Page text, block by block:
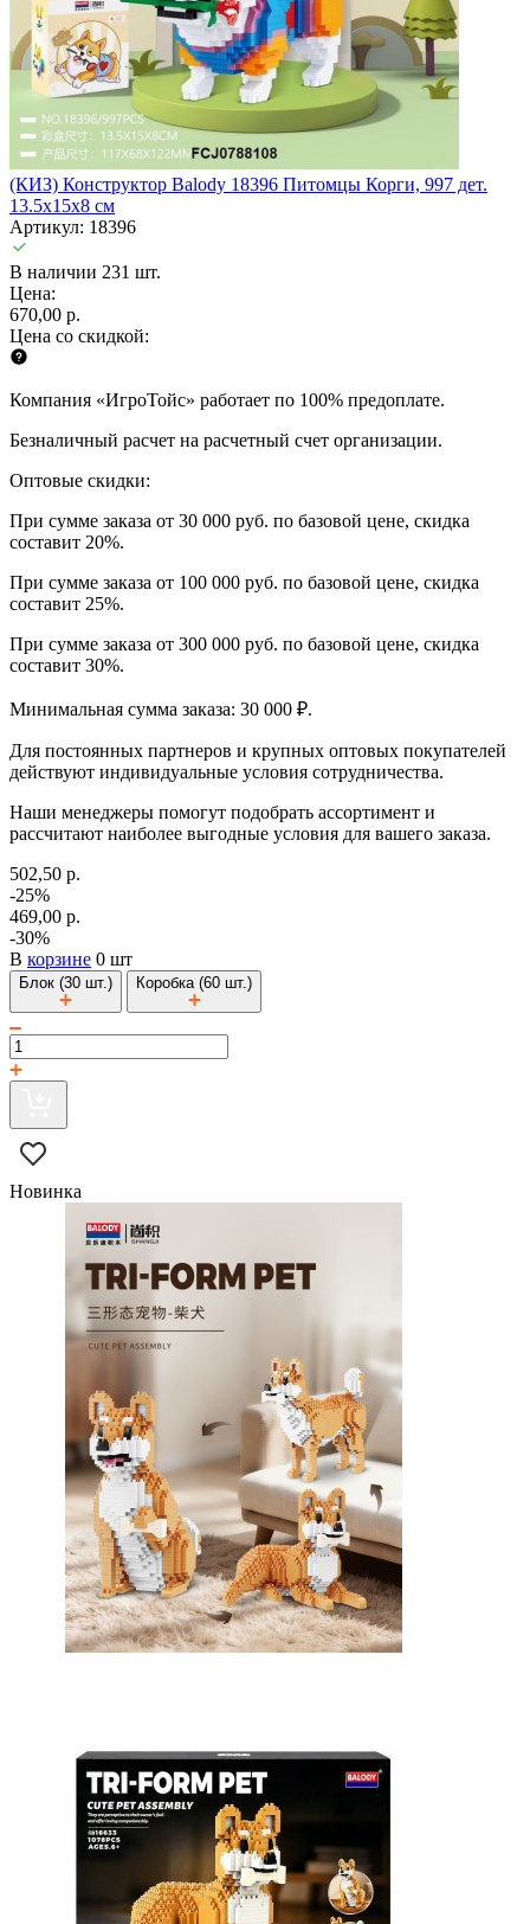
(КИЗ) Конструктор Balody 18396 Питомцы Корги, 997 дет.
13.5x15x8 см
Артикул: 18396
В наличии 231 шт.
Цена:
670,00 р.
Цена со скидкой:
Компания «ИгроТойс» работает по 100% предоплате.
Безналичный расчет на расчетный счет организации.
Оптовые скидки:
При сумме заказа от 30 000 руб. по базовой цене, скидка
составит 20%.
При сумме заказа от 100 000 руб. по базовой цене, скидка
составит 25%.
При сумме заказа от 300 000 руб. по базовой цене, скидка
составит 30%.
Минимальная сумма заказа: 30 000 ₽.
Для постоянных партнеров и крупных оптовых покупателей
действуют индивидуальные условия сотрудничества.
Наши менеджеры помогут подобрать ассортимент и
рассчитают наиболее выгодные условия для вашего заказа.
502,50 р.
-25%
469,00 р.
-30%
В корзине 0 шт
Блок (30 шт.) Коробка (60 шт.)
Новинка